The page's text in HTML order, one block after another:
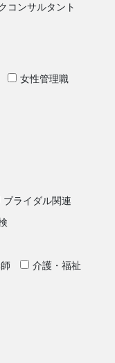
コンサルタント
女性管理職
ブライダル関連
介護・福祉